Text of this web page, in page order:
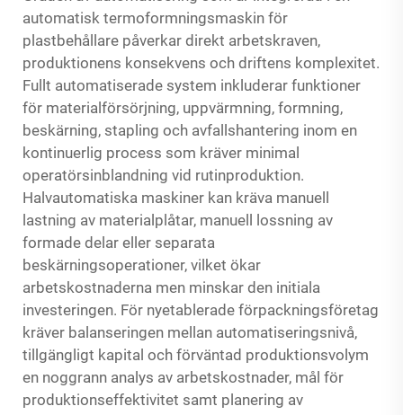
automatisk termoformningsmaskin för
plastbehållare påverkar direkt arbetskraven,
produktionens konsekvens och driftens komplexitet.
Fullt automatiserade system inkluderar funktioner
för materialförsörjning, uppvärmning, formning,
beskärning, stapling och avfallshantering inom en
kontinuerlig process som kräver minimal
operatörsinblandning vid rutinproduktion.
Halvautomatiska maskiner kan kräva manuell
lastning av materialplåtar, manuell lossning av
formade delar eller separata
beskärningsoperationer, vilket ökar
arbetskostnaderna men minskar den initiala
investeringen. För nyetablerade förpackningsföretag
kräver balanseringen mellan automatiseringsnivå,
tillgängligt kapital och förväntad produktionsvolym
en noggrann analys av arbetskostnader, mål för
produktionseffektivitet samt planering av